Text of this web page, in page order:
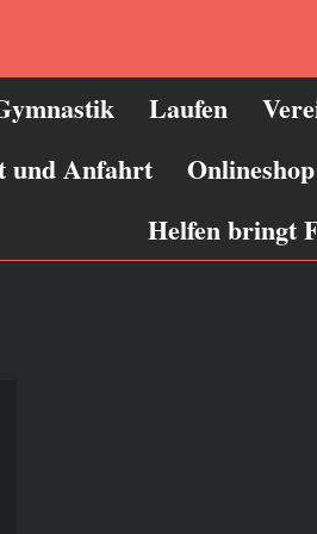
Laufen
und Anfahrt
Helfen bringt